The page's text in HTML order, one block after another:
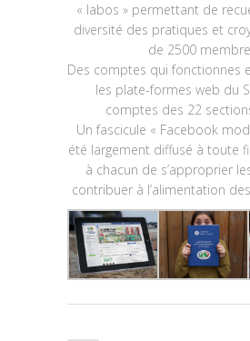
« labos » permettant de
diversité des pratiques et
de 2500
Des comptes qui fonctionnes
les plate-formes web du
comptes des 22
Un fascicule « Facebook
été largement diffusé à toute
à chacun de s’approprier
contribuer à l’alimentation